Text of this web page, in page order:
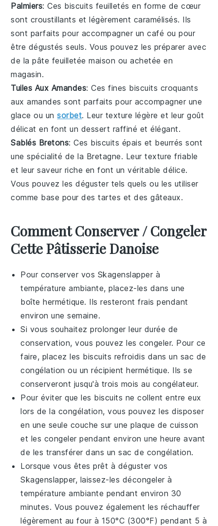
Palmiers: Ces biscuits feuilletés en forme de cœur
sont croustillants et légèrement caramélisés. Ils
sont parfaits pour accompagner uncafé ou pour
être dégustés seuls. Vous pouvez les préparer avec
de lapâte feuilletée maison ou achetée en
magasin.
Tuiles Aux Amandes: Ces fines biscuits croquants
auxamandes sont parfaits pour accompagner une
glace ou unsorbet. Leur texture légère et leur goût
délicat en font un dessert raffiné et élégant.
Sablés Bretons: Ces biscuits épais et beurrés sont
une spécialité de la Bretagne. Leur texture friable
et leur saveur riche en font un véritable délice.
Vous pouvez les déguster tels quels ou les utiliser
comme base pour destartes et desgâteaux.
Comment Conserver / Congeler
Cette Pâtisserie Danoise
Pour conserver vos Skagenslapper à
température ambiante, placez-les dans une
boîte hermétique. Ils resteront frais pendant
environ une semaine.
Si vous souhaitez prolonger leur durée de
conservation, vous pouvez les congeler. Pour ce
faire, placez les biscuits refroidis dans un sac de
congélation ou un récipient hermétique. Ils se
conserveront jusqu'à trois mois au congélateur.
Pour éviter que les biscuits ne collent entre eux
lors de la congélation, vous pouvez les disposer
en une seule couche sur une plaque de cuisson
et les congeler pendant environ une heure avant
de les transférer dans un sac de congélation.
Lorsque vous êtes prêt à déguster vos
Skagenslapper, laissez-les décongeler à
température ambiante pendant environ 30
minutes. Vous pouvez également les réchauffer
légèrement au four à 150°C (300°F) pendant 5 à